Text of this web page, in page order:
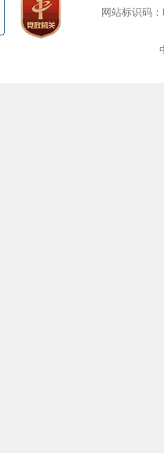
网站标识码